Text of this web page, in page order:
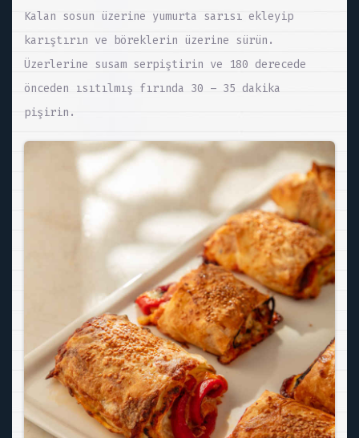
Kalan sosun üzerine yumurta sarısı ekleyip
karıştırın ve böreklerin üzerine sürün.
Üzerlerine susam serpiştirin ve 180 derecede
önceden ısıtılmış fırında 30 – 35 dakika
pişirin.